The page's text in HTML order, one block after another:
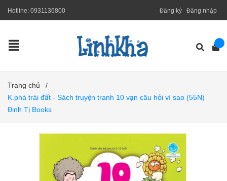
Hotline: 0931136800 Đăng ký Đăng nhập
Trang chủ
/
K.phá trái đất - Sách truyện tranh 10 vạn câu hỏi vì sao (55N)
Đinh Tị Books